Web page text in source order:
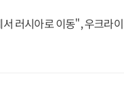
러시아로 이동", 우크라